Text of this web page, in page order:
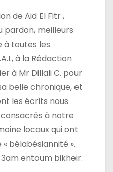
de Aid El Fitr ,
pardon, meilleurs
à toutes les
à la Rédaction
à Mr Dillali C. pour
belle chronique, et
les écrits nous
à notre
locaux qui ont
bélabésiannité ».
3am entoum bikheir.